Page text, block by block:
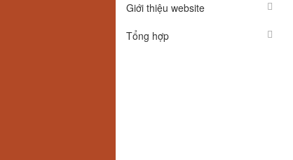
Giới thiệu website
Tổng hợp